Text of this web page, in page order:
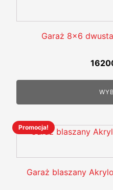
Garaż 8x6
Promocja!
Garaż blaszany
Ten
ma
wiele